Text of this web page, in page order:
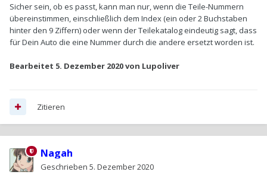
Sicher sein, ob es passt, kann man nur, wenn die Teile-Nummern
übereinstimmen, einschließlich dem Index (ein oder 2 Buchstaben
hinter den 9 Ziffern) oder wenn der Teilekatalog eindeutig sagt, dass
für Dein Auto die eine Nummer durch die andere ersetzt worden ist.
Bearbeitet 5. Dezember 2020von Lupoliver
Zitieren
Nagah
Geschrieben 5. Dezember 2020